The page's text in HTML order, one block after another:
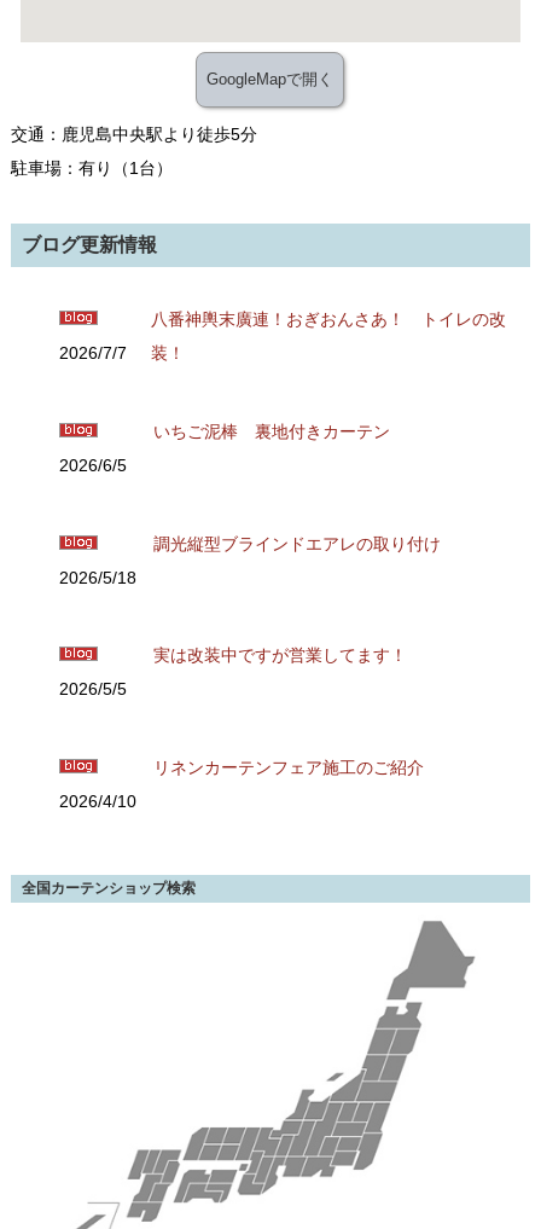
GoogleMapで開く
交通：鹿児島中央駅より徒歩5分
駐車場：有り（1台）
ブログ更新情報
2026/7/7
八番神輿末廣連！おぎおんさあ！ トイレの改
装！
2026/6/5
いちご泥棒 裏地付きカーテン
2026/5/18
調光縦型ブラインドエアレの取り付け
2026/5/5
実は改装中ですが営業してます！
2026/4/10
リネンカーテンフェア施工のご紹介
全国カーテンショップ検索